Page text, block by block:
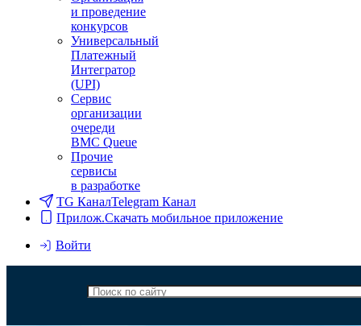
и проведение
конкурсов
Универсальный
Платежный
Интегратор
(UPI)
Сервис
организации
очереди
BMC Queue
Прочие
сервисы
в разработке
TG КаналTelegram Канал
Прилож.Скачать мобильное приложение
Войти